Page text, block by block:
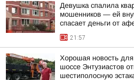
Девушка спалила
мошенников — ей
спасает деньги от
21:57
Хорошая новость
шоссе Энтузиастов
шестиполосную